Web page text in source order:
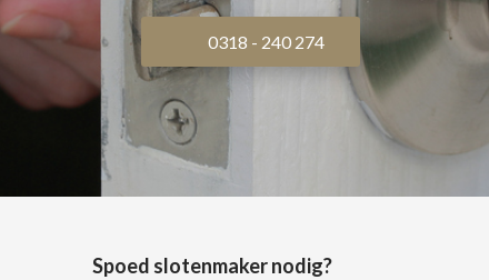
0318 - 240 274
Spoed slotenmaker nodig?